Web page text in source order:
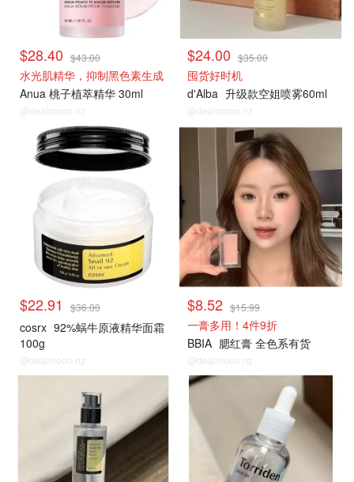
$28.40 $43.00
水光肌精华，抑制黑色素生成
Anua 桃子植萃精华 30ml
@dealmoon.nz
$24.00 $35.00
囤货好时机
d'Alba 升级款空姐喷雾60ml
@dealmoon.nz
$22.91 $36.00
cosrx 92%蜗牛原液精华面霜
100g
@dealmoon.nz
$8.52 $15.99
一膏多用！4件9折
BBIA 腮红膏 全色系有货
@dealmoon.nz